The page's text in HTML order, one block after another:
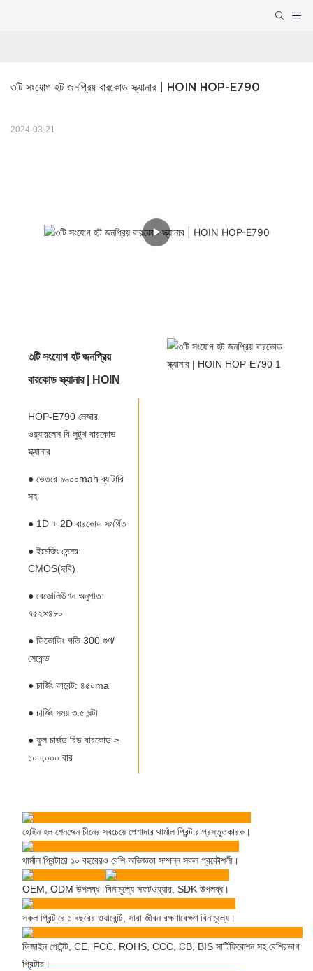
৩টি সংযোগ হট জনপ্রিয় বারকোড স্ক্যানার | HOIN HOP-E790
2024-03-21
৩টি সংযোগ হট জনপ্রিয়
বারকোড স্ক্যানার | HOIN
HOP-E790 লেজার
ওয়্যারলেস বি লুটুথ বারকোড
স্ক্যানার
● ভেতরে ১৬০০mah ব্যাটারি
সহ
● 1D + 2D বারকোড সমর্থিত
● ইমেজিং সেন্সর:
CMOS(ছবি)
● রেজোলিউশন অনুপাত:
৭৫২×৪৮০
● ডিকোডিং গতি 300 গুণ/
সেকেন্ড
● চার্জিং কারেন্ট: ৪৫০ma
● চার্জিং সময় ৩.৫ ঘন্টা
● ফুল চার্জড রিড বারকোড ≥
১০০,০০০ বার
হোইন হল শেনজেন চীনের সবচেয়ে পেশাদার থার্মাল প্রিন্টার প্রস্তুতকারক।
থার্মাল প্রিন্টারে ১০ বছরেরও বেশি অভিজ্ঞতা সম্পন্ন সকল প্রকৌশলী।
OEM, ODM উপলব্ধ।বিনামূল্যে সফটওয়্যার, SDK উপলব্ধ।
সকল প্রিন্টারে ১ বছরের ওয়ারেন্টি, সারা জীবন রক্ষণাবেক্ষণ বিনামূল্যে।
ডিজাইন পেটেন্ট, CE, FCC, ROHS, CCC, CB, BIS সার্টিফিকেশন সহ বেশিরভাগ
প্রিন্টার।